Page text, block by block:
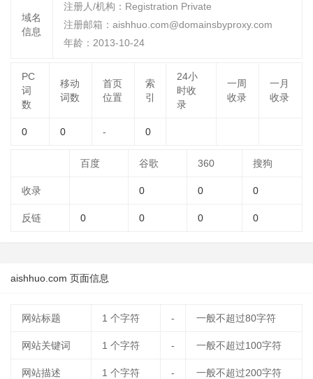
域名
信息
注册人/机构：Registration Private
注册邮箱：aishhuo.com@domainsbyproxy.com
年龄：2013-10-24
PC
词
数
移动
词数
首页
位置
索
引
24小
时收
录
一周
收录
一月
收录
0 0 - 0
百度 谷歌 360 搜狗
收录 0 0 0
反链 0 0 0 0
aishhuo.com 页面信息
网站标题 1 个字符 - 一般不超过80字符
网站关键词 1 个字符 - 一般不超过100字符
网站描述 1 个字符 - 一般不超过200字符